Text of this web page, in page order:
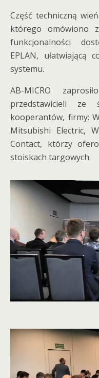
Część techniczną
którego omówiono
funkcjonalności
EPLAN, ułatwiającą
systemu.
AB-MICRO
przedstawicieli ze
kooperantów, firmy:
Mitsubishi Electric,
Contact, którzy
stoiskach targowych.